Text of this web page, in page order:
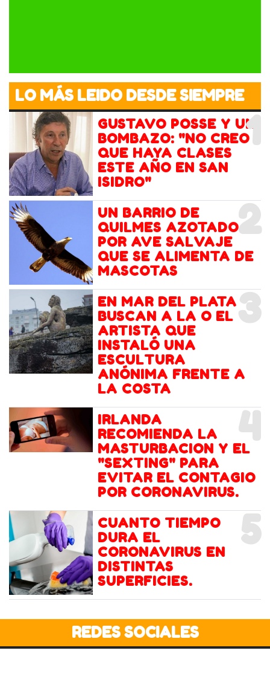
LO MÁS LEIDO DESDE SIEMPRE
1
GUSTAVO POSSE Y UN
BOMBAZO: "NO CREO
QUE HAYA CLASES
ESTE AÑO EN SAN
ISIDRO"
2
UN BARRIO DE
QUILMES AZOTADO
POR AVE SALVAJE
QUE SE ALIMENTA DE
MASCOTAS
3
EN MAR DEL PLATA
BUSCAN A LA O EL
ARTISTA QUE
INSTALÓ UNA
ESCULTURA
ANÓNIMA FRENTE A
LA COSTA
4
IRLANDA
RECOMIENDA LA
MASTURBACION Y EL
"SEXTING" PARA
EVITAR EL CONTAGIO
POR CORONAVIRUS.
5
CUANTO TIEMPO
DURA EL
CORONAVIRUS EN
DISTINTAS
SUPERFICIES.
REDES SOCIALES